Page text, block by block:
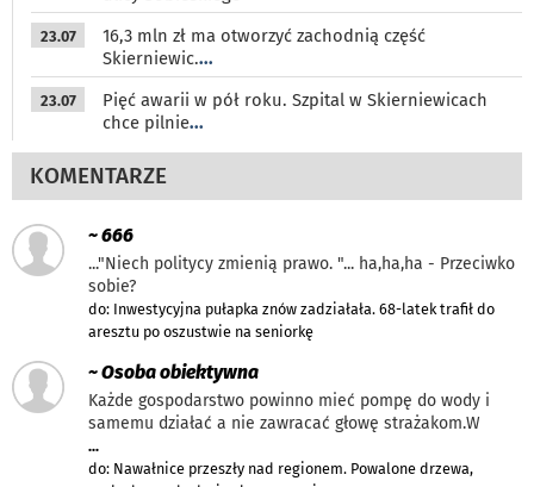
23.07
16,3 mln zł ma otworzyć zachodnią część
Skierniewic....
23.07
Pięć awarii w pół roku. Szpital w Skierniewicach
chce pilnie...
KOMENTARZE
~ 666
..."Niech politycy zmienią prawo. "... ha,ha,ha - Przeciwko
sobie?
do: Inwestycyjna pułapka znów zadziałała. 68-latek trafił do
aresztu po oszustwie na seniorkę
~ Osoba obiektywna
Każde gospodarstwo powinno mieć pompę do wody i
samemu działać a nie zawracać głowę strażakom.W
...
do: Nawałnice przeszły nad regionem. Powalone drzewa,